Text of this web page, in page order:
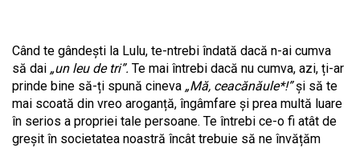
Când te gândești la Lulu, te-ntrebi îndată dacă n-ai cumva
să dai „un leu de tri”. Te mai întrebi dacă nu cumva, azi, ți-ar
prinde bine să-ți spună cineva „Mă, ceacănăule*!”și să te
mai scoată din vreo aroganță, îngâmfare și prea multă luare
în serios a propriei tale persoane. Te întrebi ce-o fi atât de
greșit în societatea noastră încât trebuie să ne învățăm